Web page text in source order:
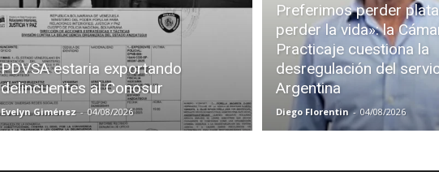
PDVSA estaria exportando
delincuentes al Conosur
Evelyn Giménez - 04/08/2026
Preferimos perder
perder la vida»: la
Practicaje cuestiona la
desregulación del
Argentina
Diego Florentin - 04/08/2026